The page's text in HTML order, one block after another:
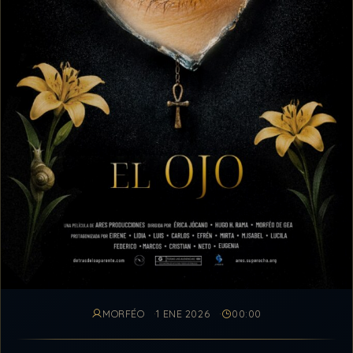
MORFÉO 1 ENE 2026 00:00